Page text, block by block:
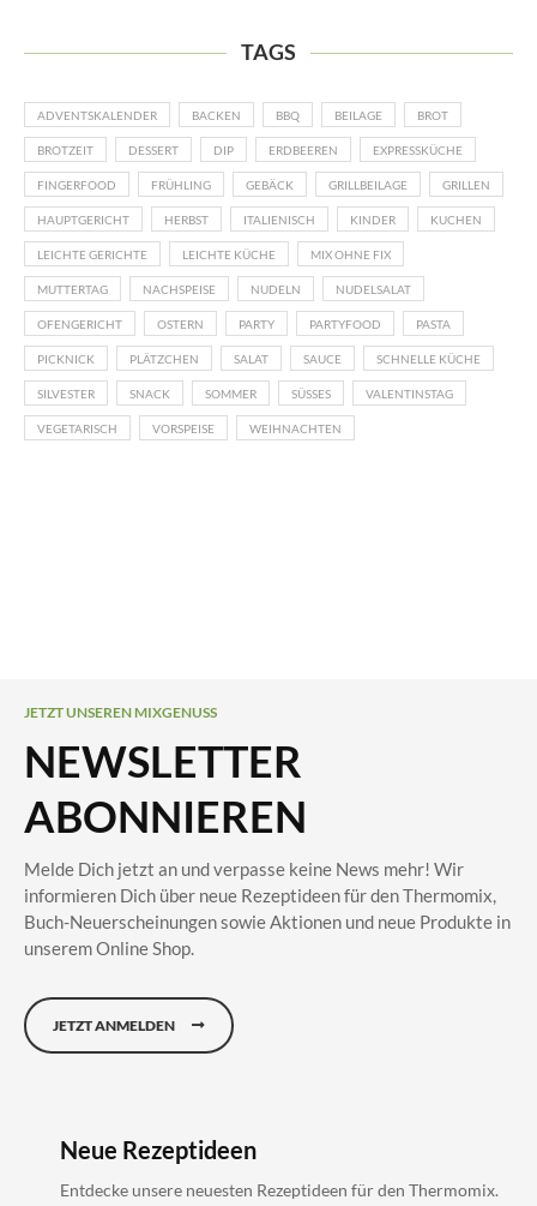
TAGS
ADVENTSKALENDER BACKEN BBQ BEILAGE BROT
BROTZEIT DESSERT DIP ERDBEEREN EXPRESSKÜCHE
FINGERFOOD FRÜHLING GEBÄCK GRILLBEILAGE GRILLEN
HAUPTGERICHT HERBST ITALIENISCH KINDER KUCHEN
LEICHTE GERICHTE LEICHTE KÜCHE MIX OHNE FIX
MUTTERTAG NACHSPEISE NUDELN NUDELSALAT
OFENGERICHT OSTERN PARTY PARTYFOOD PASTA
PICKNICK PLÄTZCHEN SALAT SAUCE SCHNELLE KÜCHE
SILVESTER SNACK SOMMER SÜSSES VALENTINSTAG
VEGETARISCH VORSPEISE WEIHNACHTEN
JETZT UNSEREN MIXGENUSS
NEWSLETTER
ABONNIEREN
Melde Dich jetzt an und verpasse keine News mehr! Wir
informieren Dich über neue Rezeptideen für den Thermomix,
Buch-Neuerscheinungen sowie Aktionen und neue Produkte in
unserem Online Shop.
JETZT ANMELDEN
Neue Rezeptideen
Entdecke unsere neuesten Rezeptideen für den Thermomix.